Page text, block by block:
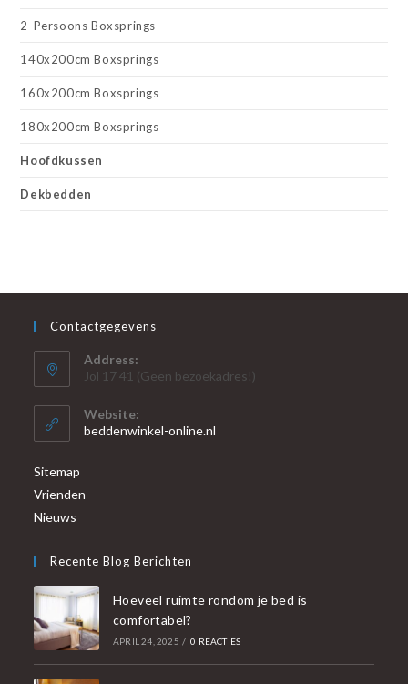
2-Persoons Boxsprings
140x200cm Boxsprings
160x200cm Boxsprings
180x200cm Boxsprings
Hoofdkussen
Dekbedden
Contactgegevens
Address:
Jol 17 41 (Geen bezoekadres!)
Website:
beddenwinkel-online.nl
Sitemap
Vrienden
Nieuws
Recente Blog Berichten
Hoeveel ruimte rondom je bed is
comfortabel?
APRIL 24, 2025 / 0 REACTIES